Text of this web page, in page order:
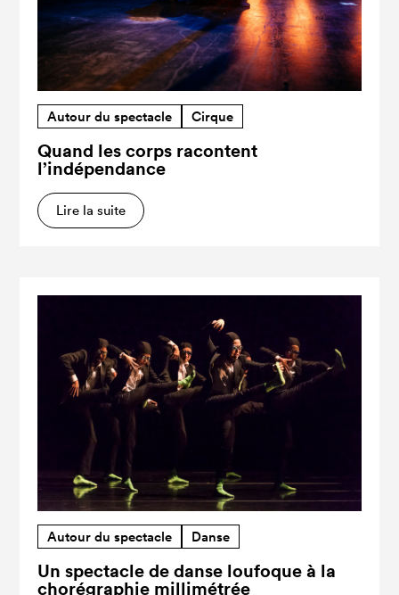
Autour du spectacle Cirque
Quand les corps racontent
l’indépendance
Lire la suite
Autour du spectacle Danse
Un spectacle de danse loufoque à la
chorégraphie millimétrée